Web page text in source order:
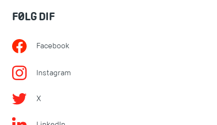
FØLG DIF
Facebook
Instagram
X